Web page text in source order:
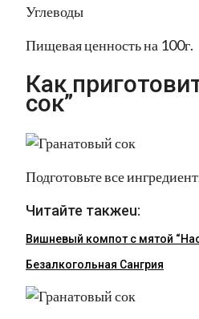
Углеводы
Пищевая ценность на 100г.
Как
сок”
Подготовьте все
Читайте такжеu:
Вишневый компот с мятой
Безалкогольная Сангрия